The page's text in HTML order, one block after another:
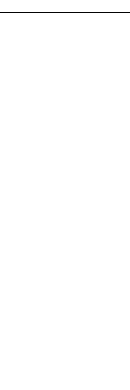
污”最典型的人就是号称